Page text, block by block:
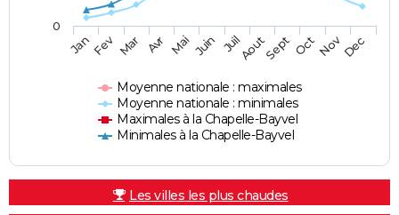
Moyenne nationale : maximales
Moyenne nationale : minimales
Maximales à la Chapelle-Bayvel
Minimales à la Chapelle-Bayvel
JanFev Mar Avr Mai Juin JuilAoutSept OctNovDec
0
Les villes les plus chaudes